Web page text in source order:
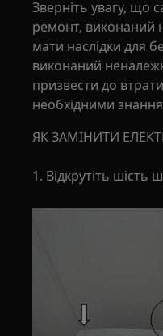
Зверніть увагу, що
ремонт, виконаний
мати наслідки для
виконаний
призвести до
необхідними
ЯК ЗАМІНИТИ
1. Відкрутіть шість